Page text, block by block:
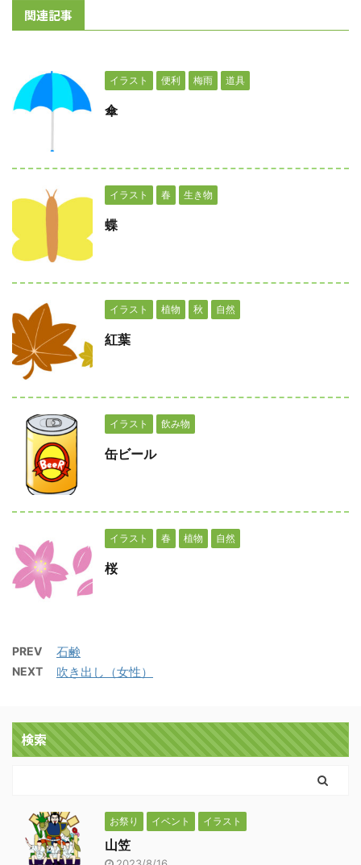
関連記事
イラスト 便利 梅雨 道具
傘
イラスト 春 生き物
蝶
イラスト 植物 秋 自然
紅葉
イラスト 飲み物
缶ビール
イラスト 春 植物 自然
桜
PREV 石鹸
NEXT 吹き出し（女性）
検索
お祭り イベント イラスト
山笠